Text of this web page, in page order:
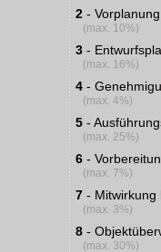
2 - Vorplanung
(max. 10%)
3 -
(max. 16%)
4 -
(max. 4%)
5 -
(max. 25%)
6 -
(max. 7%)
7 - Mitwirkung
(max. 3%)
8 -
(max. 30%)